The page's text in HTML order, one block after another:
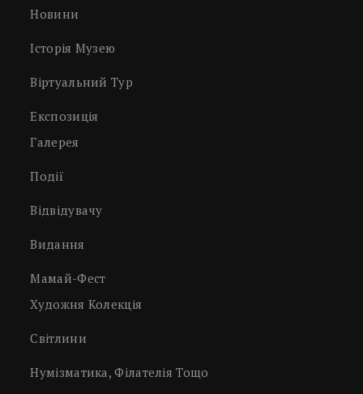
Новини
Історія Музею
Віртуальний Тур
Експозиція
Галерея
Події
Відвідувачу
Видання
Мамай-Фест
Художня Колекція
Світлини
Нумізматика, Філателія Тощо